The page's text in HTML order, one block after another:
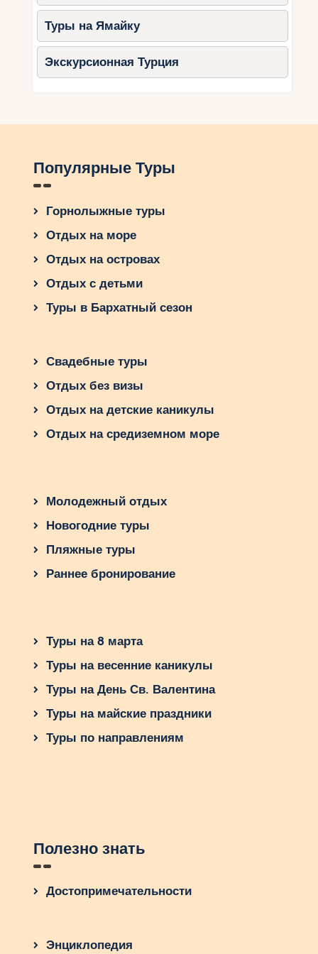
приключения. Так что, если вы хотите испытать
настоящий драйв и насладиться всеми
прелестями зимнего спорта, туры на лыжи в
Улудаг — это то, что вам нужно. Отправляйтесь
в это захватывающее путешествие и откройте
Туры на Ямайку
Экскурсионная Турция
Популярные Туры
Горнолыжные туры
Отдых на море
Отдых на островах
Отдых с детьми
Туры в Бархатный сезон
Свадебные туры
Отдых без визы
Отдых на детские каникулы
Отдых на средиземном море
Молодежный отдых
Новогодние туры
Пляжные туры
Раннее бронирование
Туры на 8 марта
Туры на весенние каникулы
Туры на День Св. Валентина
Туры на майские праздники
Туры по направлениям
Полезно знать
Достопримечательности
Энциклопедия